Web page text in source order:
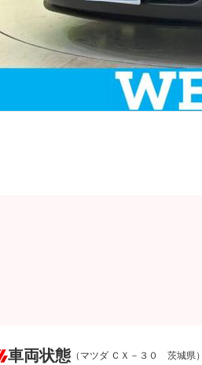
車両状態 （マツダ ＣＸ－３０ 茨城県）